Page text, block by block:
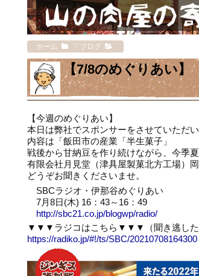
ホーム ▽ブログ
【7/8のめぐりあい】
【今週のめぐりあい】
本日は弊社でスポンサーをさせていただ
内容は「飯田市の産業「半生菓子」
戦後から甘納豆を作り続けながら、今季
有限会社月見堂（津具屋製菓北方工場）
どうぞお聞きくださいませ。
SBCラジオ・伊那谷めぐりあい
7月8日(木) 16：43～16：49
http://sbc21.co.jp/blogwp/radio/
▼▼▼ラジコはこちら▼▼▼（聞き逃した
https://radiko.jp/#!/ts/SBC/20210708164300